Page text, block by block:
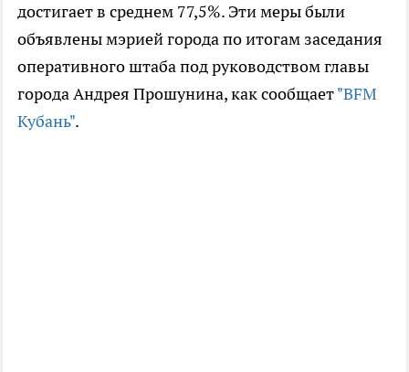
достигает в среднем 77,5%. Эти меры были
объявлены мэрией города по итогам заседания
оперативного штаба под руководством главы
города Андрея Прошунина, как сообщает"BFM
Кубань".